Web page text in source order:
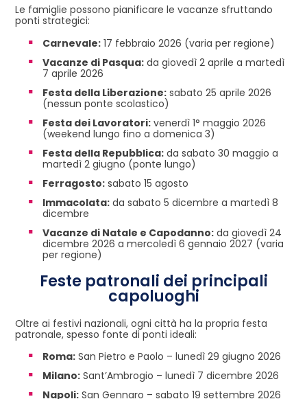
Le famiglie possono pianificare le vacanze sfruttando
ponti strategici:
Carnevale: 17 febbraio 2026 (varia per regione)
Vacanze di Pasqua: da giovedì 2 aprile a martedì
7 aprile 2026
Festa della Liberazione: sabato 25 aprile 2026
(nessun ponte scolastico)
Festa dei Lavoratori: venerdì 1° maggio 2026
(weekend lungo fino a domenica 3)
Festa della Repubblica: da sabato 30 maggio a
martedì 2 giugno (ponte lungo)
Ferragosto: sabato 15 agosto
Immacolata: da sabato 5 dicembre a martedì 8
dicembre
Vacanze di Natale e Capodanno: da giovedì 24
dicembre 2026 a mercoledì 6 gennaio 2027 (varia
per regione)
Feste patronali dei principali
capoluoghi
Oltre ai festivi nazionali, ogni città ha la propria festa
patronale, spesso fonte di ponti ideali:
Roma: San Pietro e Paolo – lunedì 29 giugno 2026
Milano: Sant’Ambrogio – lunedì 7 dicembre 2026
Napoli: San Gennaro – sabato 19 settembre 2026